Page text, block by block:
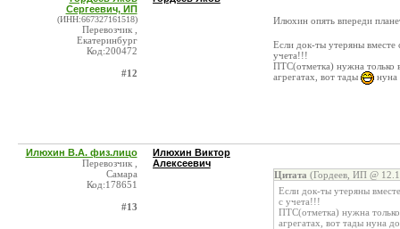
Сергеевич, ИП
(ИНН:667327161518)
Перевозчик ,
Екатеринбург
Код:200472
#12
Илюхин опять впереди
Если док-ты утеряны вместе
учета!!!
ПТС(отметка) нужна только
агрегатах, вот тады
Илюхин В.А. физ.лицо
Перевозчик ,
Самара
Код:178651
#13
Илюхин Виктор
Алексеевич
Цитата (Гордеев, ИП @
Если док-ты утеряны
с учета!!!
ПТС(отметка) нужна
агрегатах, вот тады нуна